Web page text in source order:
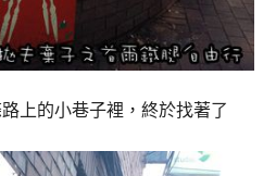
上的小巷子裡，終於找著了